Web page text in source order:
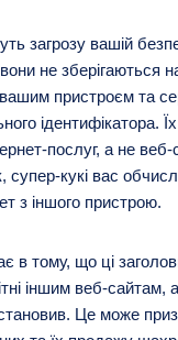
загрозу вашій
не зберігаються
пристроєм та
ідентифікатора.
послуг, а не
супер-кукі вас
з іншого пристрою.
в тому, що ці
іншим веб-сайтам,
Це може